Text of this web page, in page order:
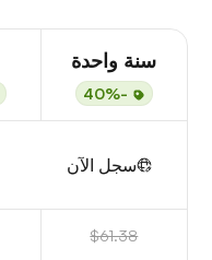
سنة واحدة
-40%
سجل الآن
$61.38